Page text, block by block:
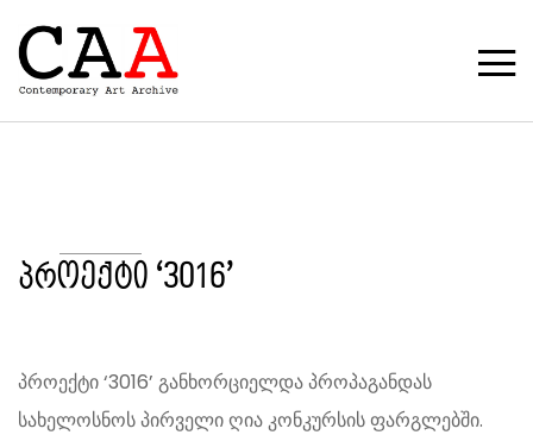
პროექტი ‘3016’
პროექტი ‘3016’ განხორციელდა პროპაგანდას
სახელოსნოს პირველი ღია კონკურსის ფარგლებში.